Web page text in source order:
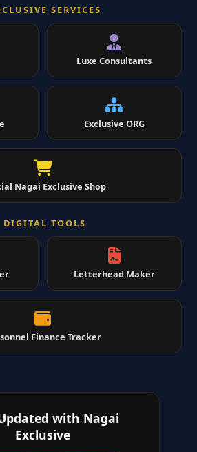
SERVICES
Luxe Consultants
Exclusive ORG
Nagai Exclusive Shop
DIGITAL TOOLS
Letterhead Maker
Finance Tracker
with Nagai
Exclusive